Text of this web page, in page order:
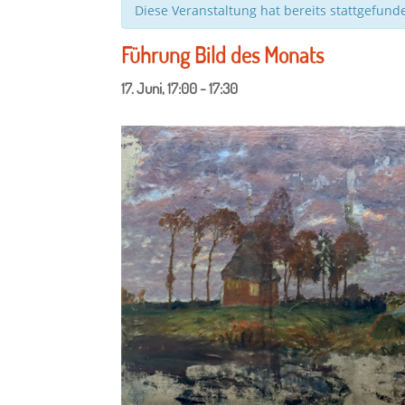
Diese Veranstaltung hat bereits
Führung Bild des Monats
17. Juni, 17:00-17:30